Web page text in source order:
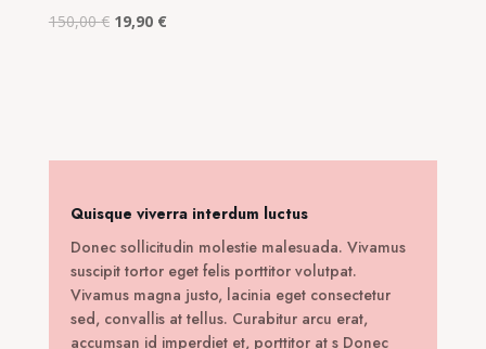
150,00€ Original
19,90 €Η
Quisque viverra interdum luctus
Donec sollicitudin molestie malesuada. Vivamus
suscipit tortor eget felis porttitor volutpat.
Vivamus magna justo, lacinia eget consectetur
sed, convallis at tellus. Curabitur arcu erat,
accumsan id imperdiet et, porttitor at s Donec